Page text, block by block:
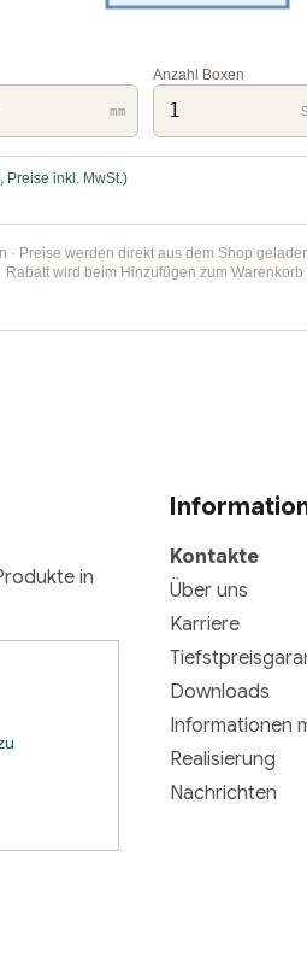
mm
Anzahl Boxen
Preise inkl. MwSt.)
· Preise werden direkt aus dem Shop
Rabatt wird beim Hinzufügen zum
in
Kontakte
Über uns
Karriere
Downloads
Informationen
Realisierung
Nachrichten